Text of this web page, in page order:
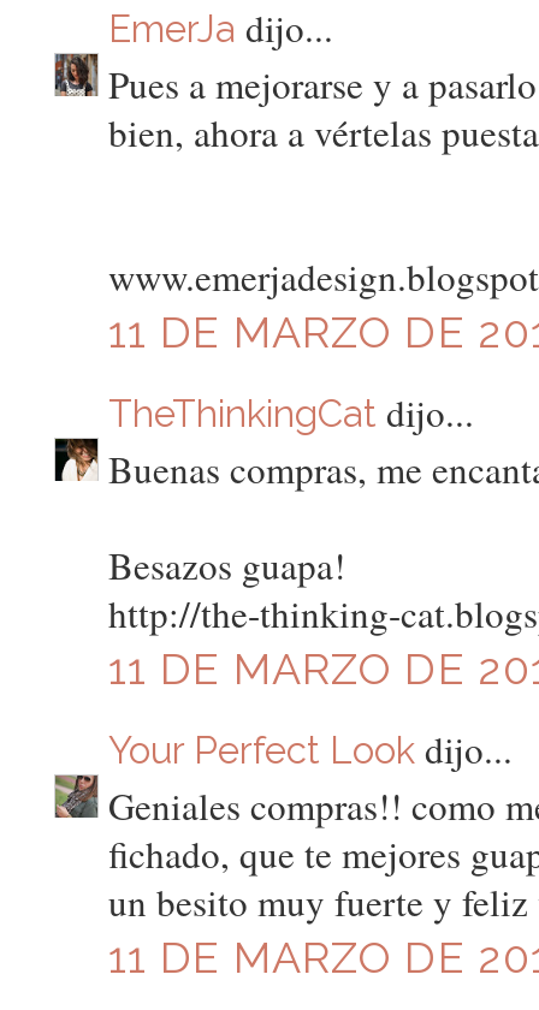
EmerJa dijo...
Pues a mejorarse y a
bien, ahora a vértelas
11 DE MARZO DE
TheThinkingCat dijo...
Buenas compras, me
Besazos guapa!
http://the-thinking-
11 DE MARZO DE
Your Perfect Lookdijo...
Geniales compras!! como
fichado, que te mejores
un besito muy fuerte y feliz
11 DE MARZO DE